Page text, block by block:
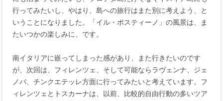
行ってみたいし、やはり、島への旅行はまた別に考えよう、と
いうことになりました。「イル・ポスティーノ」の風景は、ま
たいつかの楽しみに、です。
南イタリアに嵌ってしまった感があり、また行きたいのです
が、次回は、フィレンツェ、そして可能ならラヴェンナ、ジェ
ノバ、チンクエテッレ方面に行ってみたいと考えています。フ
ィレンツェとトスカーナは、以前、比較的自由行動の多いツア